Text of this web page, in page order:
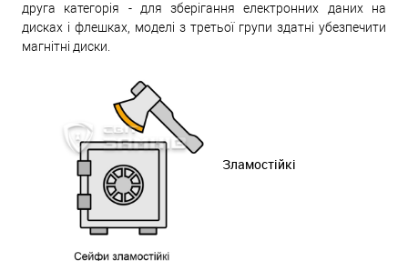
друга категорія - для зберігання електронних даних на
дисках і флешках, моделі з третьої групи здатні убезпечити
магнітні диски.
Зламостійкі